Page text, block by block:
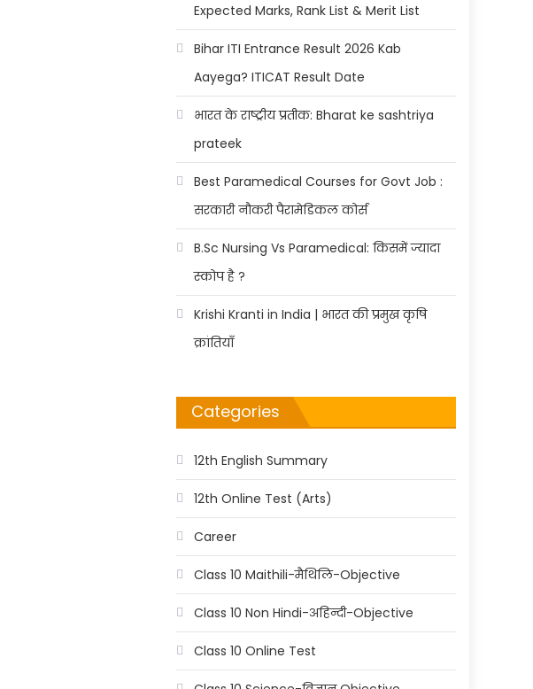
Expected Marks, Rank List & Merit List
Bihar ITI Entrance Result 2026 Kab
Aayega? ITICAT Result Date
भारत के राष्ट्रीय प्रतीक: Bharat ke sashtriya
prateek
Best Paramedical Courses for Govt Job :
सरकारी नौकरी पैरामेडिकल कोर्स
B.Sc Nursing Vs Paramedical: किसमें ज्यादा
स्कोप है ?
Krishi Kranti in India | भारत की प्रमुख कृषि
क्रांतियाँ
Categories
12th English Summary
12th Online Test (Arts)
Career
Class 10 Maithili-मैथिलि-Objective
Class 10 Non Hindi-अहिन्दी-Objective
Class 10 Online Test